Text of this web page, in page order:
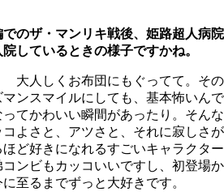
のザ・マンリキ戦後、姫路超人病院
しているときの様子ですかね。
大人しくお布団にもぐってて。その
ンスマイルにしても、基本怖いんで
てかわいい瞬間があったり。そんな
よさと、アツさと、それに寂しさが
ど好きになれるすごいキャラクター
ンビもカッコいいですし、初登場か
至るまでずっと大好きです。